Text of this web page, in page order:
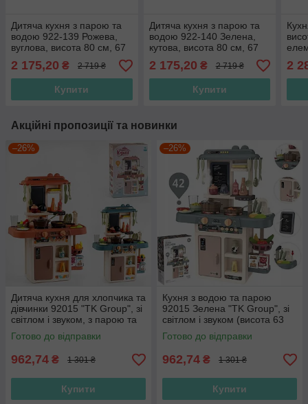
Дитяча кухня з парою та
водою 922-139 Рожева,
вуглова, висота 80 см, 67
елементів, підсвітка, звуки,
посуд, продукти, на
батарейка
2 175,20 ₴ 2 719 ₴
Купити
Дитяча кухня з парою та
водою 922-140 Зелена,
кутова, висота 80 см, 67
елементів, підсвітка, звуки,
продукти, на батарейках
2 175,20 ₴ 2 719 ₴
Купити
води
2
Акційні пропозиції та новинки
–26%
Дитяча кухня для хлопчика та
дівчинки 92015 "TK Group", зі
світлом і звуком, з парою та
водою (висота 63 см)
Готово до відправки
962,74 ₴ 1 301 ₴
Купити
–26%
Кухня з водою та парою
92015 Зелена "TK Group", зі
світлом і звуком (висота 63
см)
Готово до відправки
962,74 ₴ 1 301 ₴
Купити